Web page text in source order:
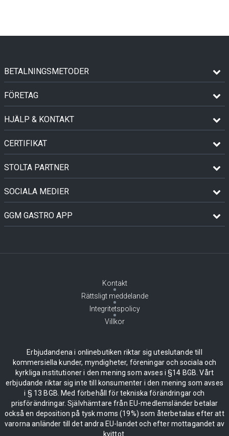
BETALNINGSMETODER
FÖRETAG
HJÄLP & KONTAKT
CERTIFIKAT
STOLTA PARTNER
SOCIALA MEDIER
GGM GASTRO APP
Kontakt
Rättsligt meddelande
Integritetspolicy
Villkor
Erbjudandena i onlinebutiken riktar sig uteslutande till
kommersiella kunder, myndigheter, föreningar och sociala och
kyrkliga institutioner i den mening som avses i §14 BGB. Vårt
erbjudande riktar sig inte till konsumenter i den mening som avses
i § 13 BGB. Med förbehåll för tekniska förändringar och
prisförändringar. Självhämtare från EU-medlemsländer betalar
också en deposition på tysk moms (19%) som återbetalas efter att
varorna anländer till det andra EU-landet och efter mottagandet av
kvittot.